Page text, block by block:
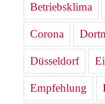
Betriebsklima
Corona
Düsseldorf
Empfehlung